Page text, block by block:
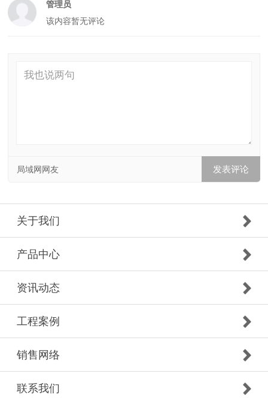
管理员
该内容暂无评论
局域网网友
关于我们
产品中心
资讯动态
工程案例
销售网络
联系我们